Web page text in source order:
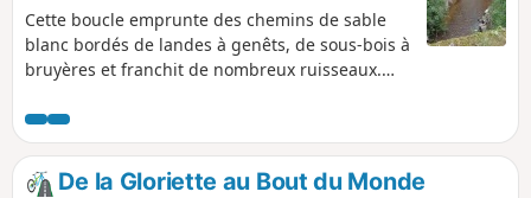
Cette boucle emprunte des chemins de sable
blanc bordés de landes à genêts, de sous-bois à
bruyères et franchit de nombreux ruisseaux.
Beuvron et traverse les beaux villages que sont
Vannes-sur-Cosson, Souvigny-en-Sologne et
Sennely.De la Gloriette au Bout du Monde